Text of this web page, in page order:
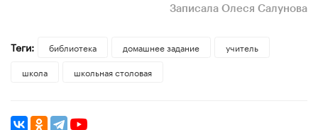
Записала Олеся Салунова
Теги: библиотека домашнее задание
учитель
школа
школьная столовая